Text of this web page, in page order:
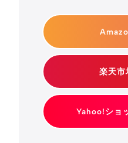
楽天市
Yahoo!ショ